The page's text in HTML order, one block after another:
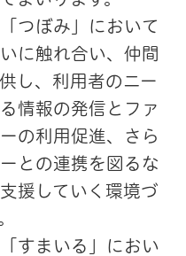
つぼみ」において
に触れ合い、仲間
し、利用者のニー
情報の発信とファ
の利用促進、さら
との連携を図るな
援していく環境づ
すまいる」におい